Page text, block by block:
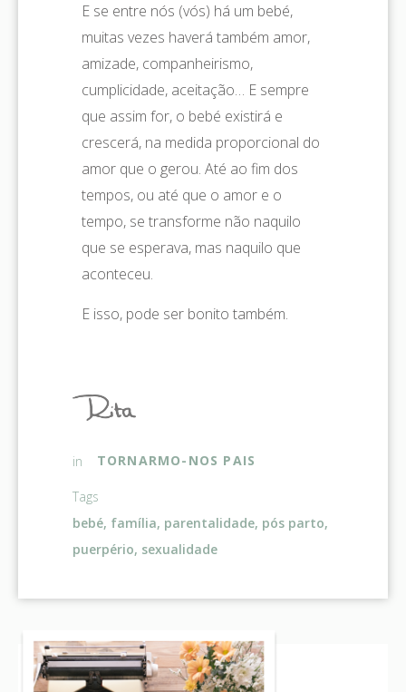
E se entre nós (vós) há um bebé,
muitas vezes haverá também amor,
amizade, companheirismo,
cumplicidade, aceitação… E sempre
que assim for, o bebé existirá e
crescerá, na medida proporcional do
amor que o gerou. Até ao fim dos
tempos, ou até que o amor e o
tempo, se transforme não naquilo
que se esperava, mas naquilo que
aconteceu.
E isso, pode ser bonito também.
in TORNARMO-NOS PAIS
Tags
bebé, família, parentalidade, pós parto,
puerpério, sexualidade